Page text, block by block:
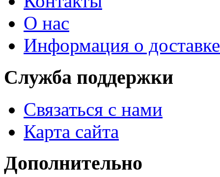
О нас
Информация о доставке
Служба поддержки
Связаться с нами
Карта сайта
Дополнительно